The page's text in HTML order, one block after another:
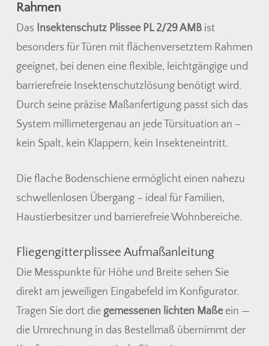
Rahmen
Das Insektenschutz Plissee PL 2/29 AMBist
besonders für Türen mit flächenversetztem Rahmen
geeignet, bei denen eine flexible, leichtgängige und
barrierefreie Insektenschutzlösung benötigt wird.
Durch seine präzise Maßanfertigung passt sich das
System millimetergenau an jede Türsituation an –
kein Spalt, kein Klappern, kein Insekteneintritt.
Die flache Bodenschiene ermöglicht einen nahezu
schwellenlosen Übergang – ideal für Familien,
Haustierbesitzer und barrierefreie Wohnbereiche.
Fliegengitterplissee Aufmaßanleitung
Die Messpunkte für Höhe und Breite sehen Sie
direkt am jeweiligen Eingabefeld im Konfigurator.
Tragen Sie dort die gemessenen lichten Maßeein —
die Umrechnung in das Bestellmaß übernimmt der